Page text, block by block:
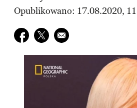
Opublikowano: 17.08.2020,
Udostępnij na facebook
Udostępnij na twitter
E-mail do przyjaciela